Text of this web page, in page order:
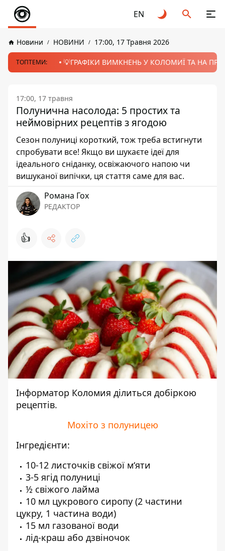
EN
Новини НОВИНИ 17:00, 17 Травня 2026
ТОПТЕМИ: 💡ГРАФІКИ ВИМКНЕНЬ У КОЛОМИЇ ТА НА
17:00, 17 травня
Полунична насолода: 5 простих та
неймовірних рецептів з ягодою
Сезон полуниці короткий, тож треба встигнути
спробувати все! Якщо ви шукаєте ідеї для
ідеального сніданку, освіжаючого напою чи
вишуканої випічки, ця стаття саме для вас.
Романа Гох
РЕДАКТОР
👍
Інформатор Коломия ділиться добіркою
рецептів.
Мохіто з полуницею
Інгредієнти:
10-12 листочків свіжої м‘яти
3-5 ягід полуниці
½ свіжого лайма
10 мл цукрового сиропу (2 частини
цукру, 1 частина води)
15 мл газованої води
лід-краш або дзвіночок